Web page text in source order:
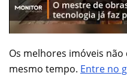
Os melhores imóveis
mesmo tempo. Entre no